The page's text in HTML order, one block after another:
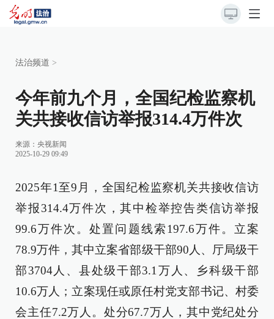
法治频道 >
今年前九个月，全国纪检监察机
关共接收信访举报314.4万件次
来源： 央视新闻
2025-10-29 09:49
2025年1至9月，全国纪检监察机关共接收信访
举报314.4万件次，其中检举控告类信访举报
99.6万件次。处置问题线索197.6万件。立案
78.9万件，其中立案省部级干部90人、厅局级干
部3704人、县处级干部3.1万人、乡科级干部
10.6万人；立案现任或原任村党支部书记、村委
会主任7.2万人。处分67.7万人，其中党纪处分